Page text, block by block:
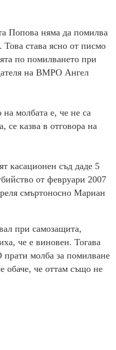
Попова няма да помилва
става ясно от писмо
по помилването при
на ВМРО Ангел
молбата е, че не са
се казва в отговора на
касационен съд даде 5
от февруари 2007
смъртоносно Мариан
при самозащита,
че е виновен. Тогава
молба за помилване
обаче, че оттам също не